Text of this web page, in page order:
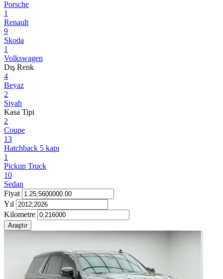
Porsche
1
Renault
9
Skoda
1
Volkswagen
Dış Renk
4
Beyaz
2
Siyah
Kasa Tipi
2
Coupe
13
Hatchback 5 kapı
1
Pickup Truck
10
Sedan
Fiyat
Yıl
Kilometre
Araştır